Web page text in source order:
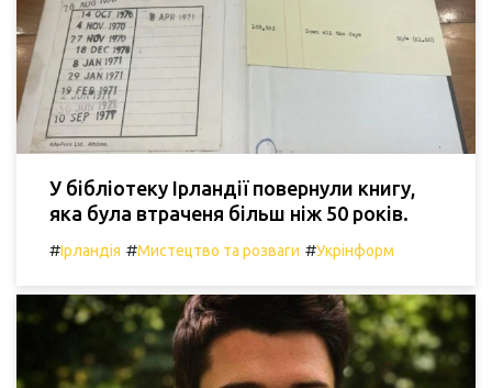
У бібліотеку Ірландії повернули книгу,
яка була втраченя більш ніж 50 років.
#Ірландія #Мистецтво та розваги #Укрінформ